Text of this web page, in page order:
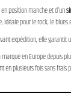
position manche et d'un
pour le rock, le blues
expédition, elle garantit
en Europe depuis
en plusieurs fois sans